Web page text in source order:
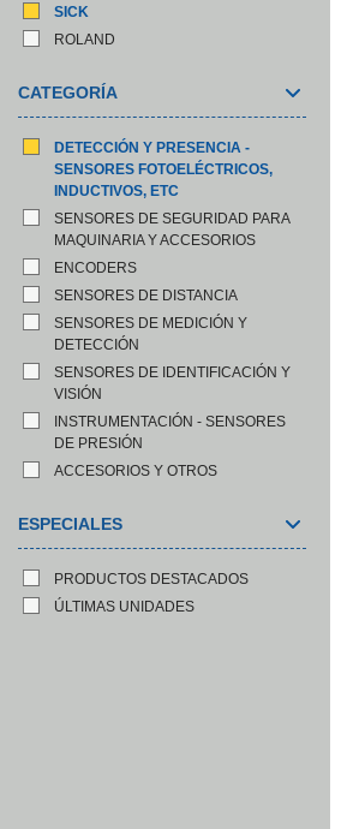
SICK
ROLAND
CATEGORÍA
DETECCIÓN Y PRESENCIA -
SENSORES FOTOELÉCTRICOS,
INDUCTIVOS, ETC
SENSORES DE SEGURIDAD PARA
MAQUINARIA Y ACCESORIOS
ENCODERS
SENSORES DE DISTANCIA
SENSORES DE MEDICIÓN Y
DETECCIÓN
SENSORES DE IDENTIFICACIÓN Y
VISIÓN
INSTRUMENTACIÓN - SENSORES
DE PRESIÓN
ACCESORIOS Y OTROS
ESPECIALES
PRODUCTOS DESTACADOS
ÚLTIMAS UNIDADES